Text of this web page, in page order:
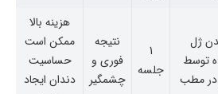
ژل
توسط
در مطب
1
جلسه
نتیجه
فوری و
چشمگیر
هزینه بالا
ممکن است
حساسیت
دندان ایجاد